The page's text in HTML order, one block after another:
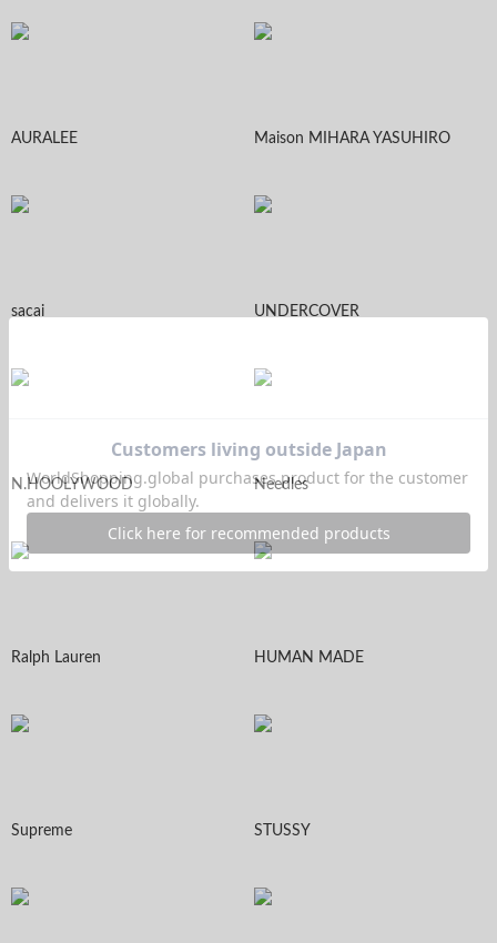
AURALEE Maison MIHARA YASUHIRO
sacai UNDERCOVER
N.HOOLYWOOD Needles
Ralph Lauren HUMAN MADE
Supreme STUSSY